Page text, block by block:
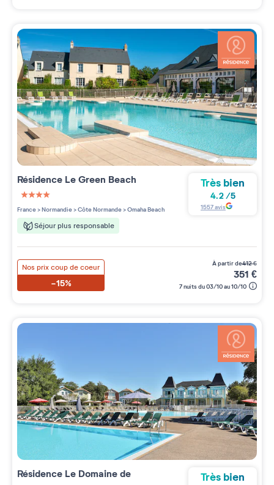
Résidence Le Green Beach
4 étoiles sur 5
France>Normandie>Côte Normande>Omaha Beach
Séjour plus responsable
Très bien
4.2/5
1557avis
Nos prix coup de coeur
-15%
à partir de412€
351 €
7 nuits du 03/10 au 10/10
Résidence Le Domaine de
Très bien